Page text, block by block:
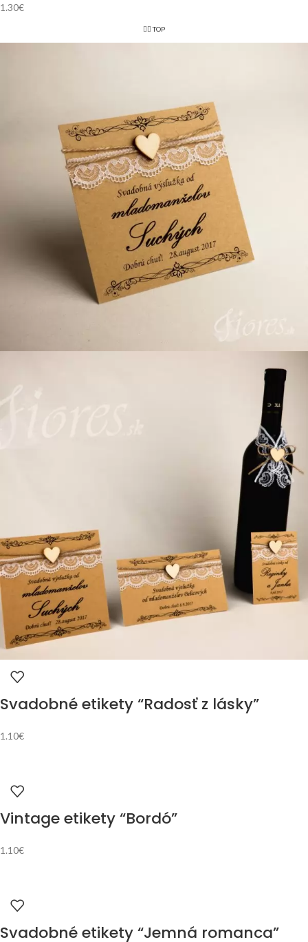
1.30€
👌🏻 TOP
Svadobné etikety “Radosť z lásky”
1.10€
Vintage etikety “Bordó”
1.10€
Svadobné etikety “Jemná romanca”